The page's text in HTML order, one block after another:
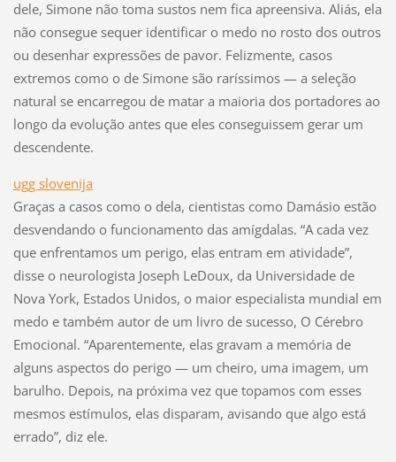
dele, Simone não toma sustos nem fica apreensiva. Aliás, ela
não consegue sequer identificar o medo no rosto dos outros
ou desenhar expressões de pavor. Felizmente, casos
extremos como o de Simone são raríssimos — a seleção
natural se encarregou de matar a maioria dos portadores ao
longo da evolução antes que eles conseguissem gerar um
descendente.
ugg slovenija
Graças a casos como o dela, cientistas como Damásio estão
desvendando o funcionamento das amígdalas. “A cada vez
que enfrentamos um perigo, elas entram em atividade”,
disse o neurologista Joseph LeDoux, da Universidade de
Nova York, Estados Unidos, o maior especialista mundial em
medo e também autor de um livro de sucesso, O Cérebro
Emocional. “Aparentemente, elas gravam a memória de
alguns aspectos do perigo — um cheiro, uma imagem, um
barulho. Depois, na próxima vez que topamos com esses
mesmos estímulos, elas disparam, avisando que algo está
errado”, diz ele.